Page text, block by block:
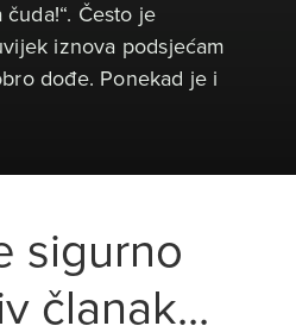
čuda!“. Često je
iznova podsjećam
dođe. Ponekad je i
sigurno
članak...